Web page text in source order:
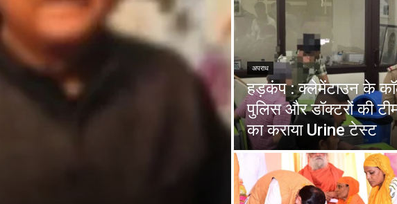
अपराध
हड़कंप : क्लेमेंटाउन के
पुलिस और डॉक्टरों की
का कराया Urine टेस्ट